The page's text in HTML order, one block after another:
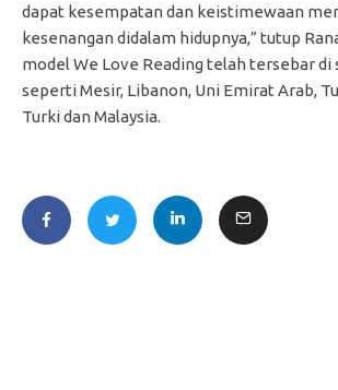
dapat kesempatan dan keistimewaan
kesenangan didalam hidupnya,” tutup
model We Love Reading telah tersebar di
seperti Mesir, Libanon, Uni Emirat Arab,
Turki dan Malaysia.